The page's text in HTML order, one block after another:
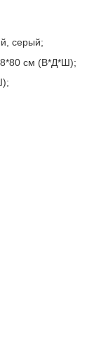
серый;
см (В*Д*Ш);